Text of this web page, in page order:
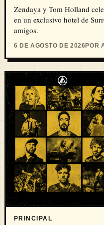
Zendaya y Tom Holland
en un exclusivo hotel de
amigos.
6 DE AGOSTO DE 2026POR
PRINCIPAL